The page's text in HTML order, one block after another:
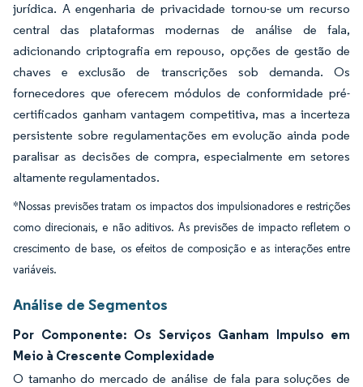
jurídica. A engenharia de privacidade tornou-se um recurso
central das plataformas modernas de análise de fala,
adicionando criptografia em repouso, opções de gestão de
chaves e exclusão de transcrições sob demanda. Os
fornecedores que oferecem módulos de conformidade pré-
certificados ganham vantagem competitiva, mas a incerteza
persistente sobre regulamentações em evolução ainda pode
paralisar as decisões de compra, especialmente em setores
altamente regulamentados.
*Nossas previsões tratam os impactos dos impulsionadores e restrições
como direcionais, e não aditivos. As previsões de impacto refletem o
crescimento de base, os efeitos de composição e as interações entre
variáveis.
Análise de Segmentos
Por Componente: Os Serviços Ganham Impulso em
Meio à Crescente Complexidade
O tamanho do mercado de análise de fala para soluções de